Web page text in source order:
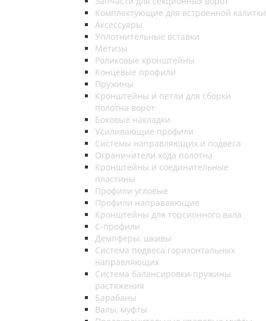
Комплектующие для встроенной калитки
Аксессуары
Уплотнительные вставки
Метизы
Роликовые кронштейны
Концевые профили
Пружины
Кронштейны и петли для сборки
полотна ворот
Боковые накладки
Усиливающие профили
Системы направляющих и подвеса
Ограничители хода полотна
Кронштейны и соединительные
пластины
Профили угловые
Профили направляющие
Кронштейны для торсионного вала
С-профили
Демпферы, шкивы
Система подвеса горизонтальных
направляющих
Система балансировки-пружины
растяжения
Барабаны
Валы, муфты